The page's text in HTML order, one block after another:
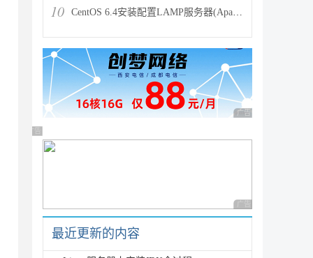
10 CentOS 6.4安装配置LAMP服务器(Apache+P
广告 商业广告，理性
广告 商业广告，理性选择
广告 商业广告，理性
最近更新的内容